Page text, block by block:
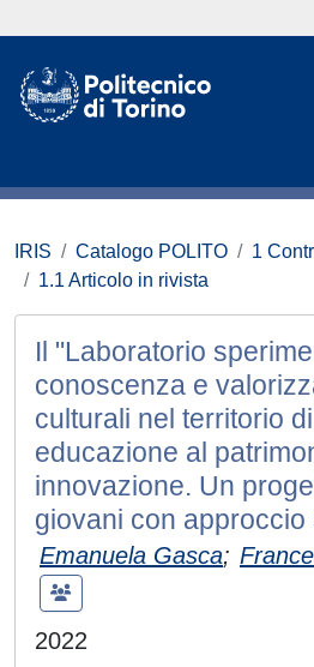
IRIS Catalogo POLITO
1
1.1 Articolo in rivista
Il "Laboratorio
conoscenza e
culturali nel territorio
educazione al
innovazione. Un
giovani con approccio
Emanuela Gasca;
2022